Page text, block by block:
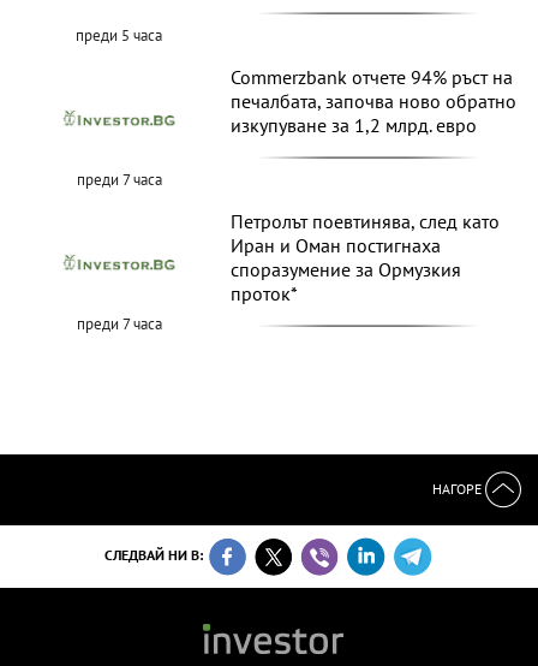
преди 5 часа
преди 7 часа
Commerzbank отчете 94% ръст на
печалбата, започва ново обратно
изкупуване за 1,2 млрд. евро
преди 7 часа
Петролът поевтинява, след като
Иран и Оман постигнаха
споразумение за Ормузкия
проток*
НАГОРЕ
СЛЕДВАЙ НИ В: